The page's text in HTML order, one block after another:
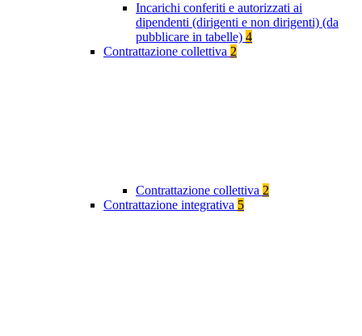
Incarichi conferiti e autorizzati ai
dipendenti (dirigenti e non dirigenti) (da
pubblicare in tabelle) 4
Contrattazione collettiva 2
Contrattazione collettiva 2
Contrattazione integrativa 5